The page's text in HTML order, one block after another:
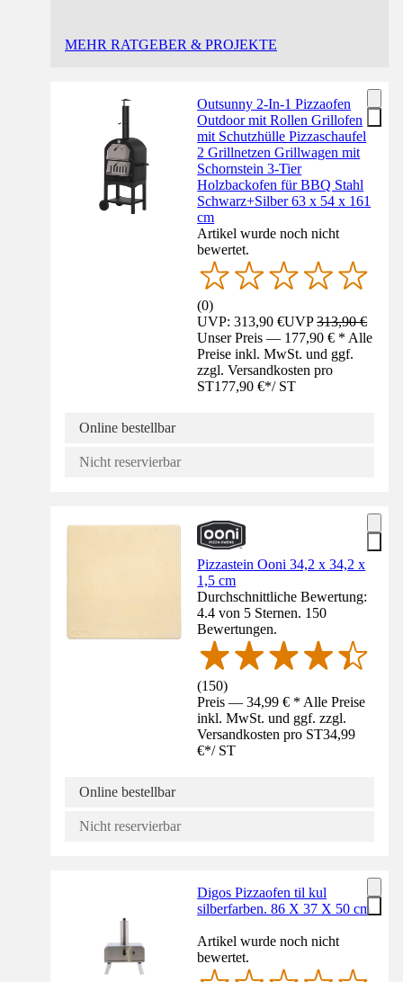
MEHR RATGEBER & PROJEKTE
Outsunny 2-In-1 Pizzaofen
Outdoor mit Rollen Grillofen
mit Schutzhülle Pizzaschaufel
2 Grillnetzen Grillwagen mit
Schornstein 3-Tier
Holzbackofen für BBQ Stahl
Schwarz+Silber 63 x 54 x 161
cm
Artikel wurde noch nicht
bewertet.
(0)
UVP: 313,90 €UVP313,90 €
Unser Preis — 177,90 € * Alle
Preise inkl. MwSt. und ggf.
zzgl. Versandkosten pro
ST177,90 €*/ ST
Online bestellbar
Nicht reservierbar
Pizzastein Ooni 34,2 x 34,2 x
1,5 cm
Durchschnittliche Bewertung:
4.4 von 5 Sternen. 150
Bewertungen.
(150)
Preis — 34,99 € * Alle Preise
inkl. MwSt. und ggf. zzgl.
Versandkosten pro ST34,99
€*/ ST
Online bestellbar
Nicht reservierbar
Digos Pizzaofen til kul
silberfarben. 86 X 37 X 50 cm
Artikel wurde noch nicht
bewertet.